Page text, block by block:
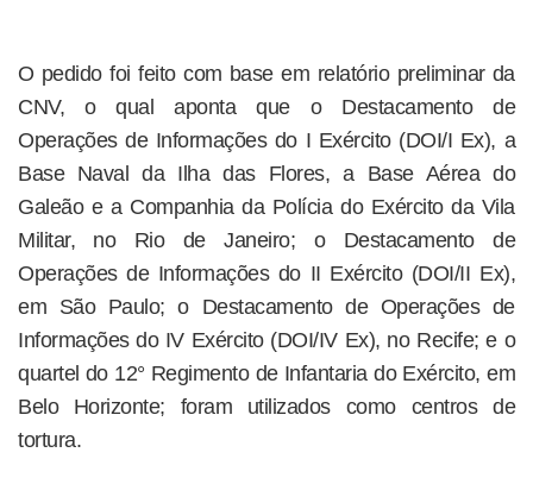
O pedido foi feito com base em relatório preliminar da
CNV, o qual aponta que o Destacamento de
Operações de Informações do I Exército (DOI/I Ex), a
Base Naval da Ilha das Flores, a Base Aérea do
Galeão e a Companhia da Polícia do Exército da Vila
Militar, no Rio de Janeiro; o Destacamento de
Operações de Informações do II Exército (DOI/II Ex),
em São Paulo; o Destacamento de Operações de
Informações do IV Exército (DOI/IV Ex), no Recife; e o
quartel do 12° Regimento de Infantaria do Exército, em
Belo Horizonte; foram utilizados como centros de
tortura.